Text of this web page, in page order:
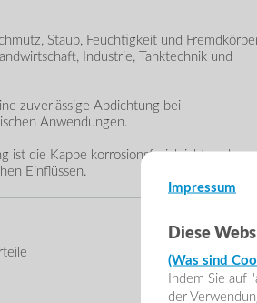
Impressum
Diese
(Was sind
Indem Sie auf
der
Staub, Feuchtigkeit und
Industrie, Tanktechnik und
zuverlässige Abdichtung bei
Anwendungen.
ist die Kappe korrosionsfrei, leicht und
Einflüssen.